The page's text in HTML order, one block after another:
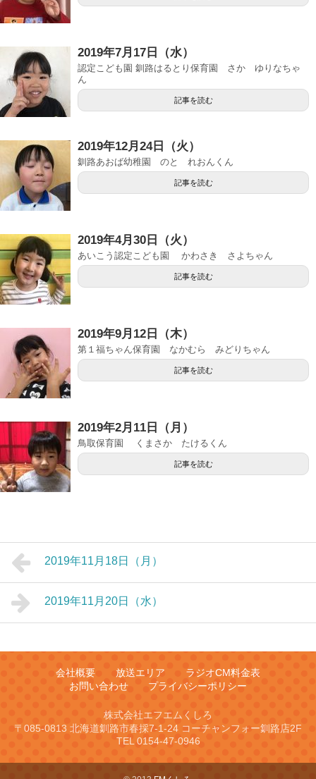
2019年7月17日（水）
認定こども園 釧路はるとり保育園 さか ゆりなちゃ
ん
記事を読む
2019年12月24日（火）
釧路あおば幼稚園 のと れおんくん
記事を読む
2019年4月30日（火）
あいこう認定こども園 かわさき さよちゃん
記事を読む
2019年9月12日（木）
第１福ちゃん保育園 なかむら みどりちゃん
記事を読む
2019年2月11日（月）
鳥取保育園 くまさか たけるくん
記事を読む
2019年11月18日（月）
2019年11月20日（水）
会社概要 放送エリア
ラジオCM料金表
お問い合わせ
プライバシーポリシー
株式会社エフエムくしろ
〒085-0813 北海道釧路市春採7-1-24 コーチャンフォー釧路店2F
TEL 0154-47-0946